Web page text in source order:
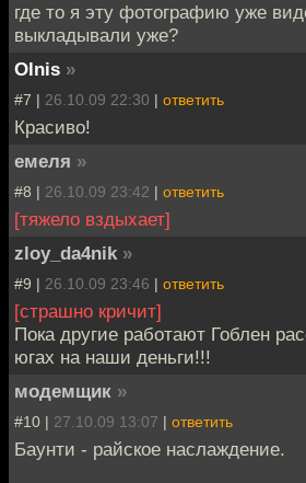
где то я эту фотографию уже
выкладывали уже?
Olnis »
#7 | 26.10.09 22:30 | ответить
Красиво!
емеля »
#8 | 26.10.09 23:42 | ответить
[тяжело вздыхает]
zloy_da4nik »
#9 | 26.10.09 23:46 | ответить
[страшно кричит]
Пока другие работают Гоблен
югах на наши деньги!!!
модемщик »
#10 | 27.10.09 13:07 | ответить
Баунти - райское наслаждение.